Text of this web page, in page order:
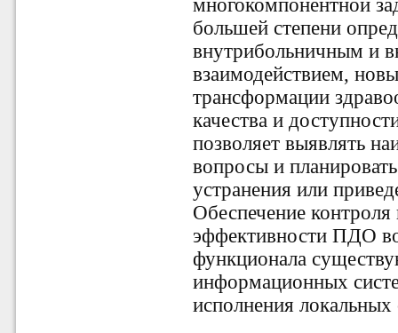
многокомпонентной
большей степени
внутрибольничным и
взаимодействием,
трансформации
качества и
позволяет выявлять
вопросы и
устранения или
Обеспечение
эффективности ПДО
функционала
информационных
исполнения